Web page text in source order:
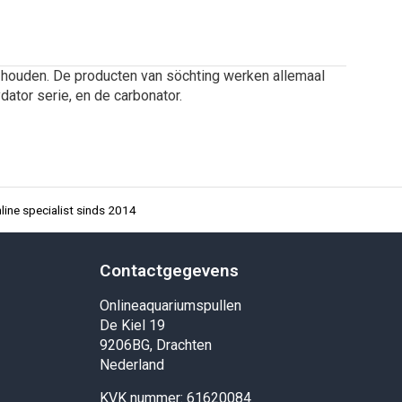
De producten van söchting werken allemaal
serie, en de carbonator.
specialist sinds 2014
Contactgegevens
Onlineaquariumspullen
De Kiel 19
9206BG, Drachten
Nederland
KVK nummer: 61620084